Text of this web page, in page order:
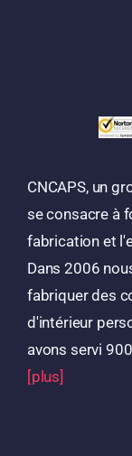
CNCAPS, un
se consacre à
fabrication et
Dans 2006
fabriquer des
d'intérieur
avons servi
[plus]